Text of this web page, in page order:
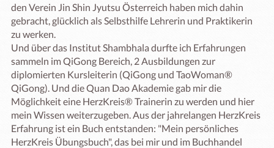
den Verein Jin Shin Jyutsu Österreich haben mich dahin
gebracht, glücklich als Selbsthilfe Lehrerin und Praktikerin
zu werken.
Und über das Institut Shambhala durfte ich Erfahrungen
sammeln im QiGong Bereich, 2 Ausbildungen zur
diplomierten Kursleiterin (QiGong und TaoWoman®
QiGong). Und die Quan Dao Akademie gab mir die
Möglichkeit eine HerzKreis® Trainerin zu werden und hier
mein Wissen weiterzugeben. Aus der jahrelangen HerzKreis
Erfahrung ist ein Buch entstanden: "Mein persönliches
HerzKreis Übungsbuch", das bei mir und im Buchhandel